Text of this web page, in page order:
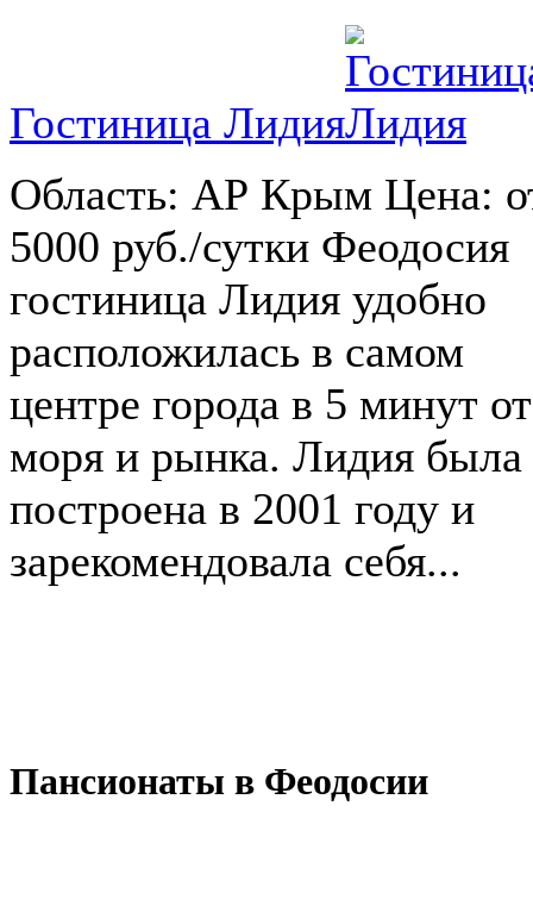
Гостиница Лидия
Область: АР Крым Цена:
5000 руб./сутки Феодосия
гостиница Лидия удобно
расположилась в самом
центре города в 5 минут от
моря и рынка. Лидия была
построена в 2001 году и
зарекомендовала себя...
Пансионаты в Феодосии